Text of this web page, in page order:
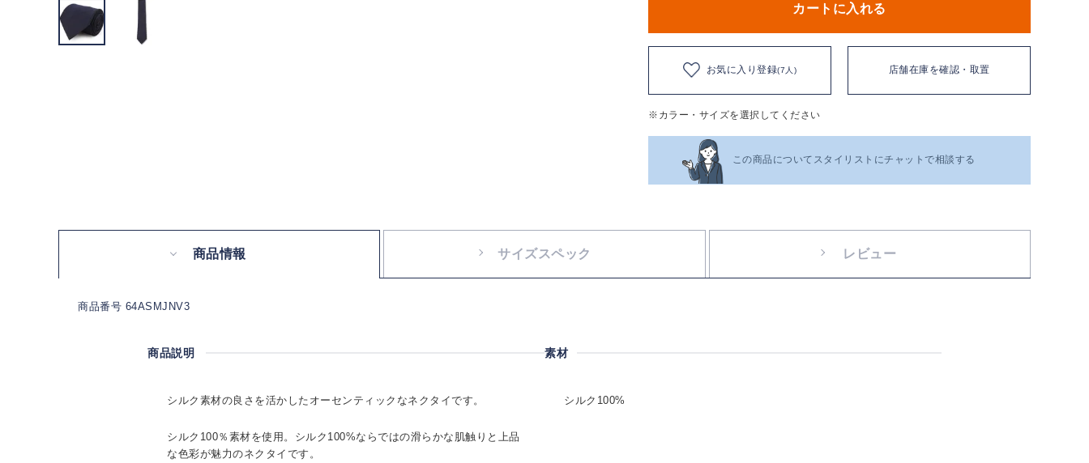
カートに入れる
お気に入り登録(7人) 店舗在庫を確認・取置
※カラー・サイズを選択してください
この商品についてスタイリストにチャットで相談する
商品情報 サイズスペック レビュー
商品番号 64ASMJNV3
商品説明
シルク素材の良さを活かしたオーセンティックなネクタイです。
シルク100％素材を使用。シルク100%ならではの滑らかな肌触りと上品
な色彩が魅力のネクタイです。
素材
シルク100%